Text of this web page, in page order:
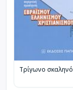
Τρίγωνο σκαληνό